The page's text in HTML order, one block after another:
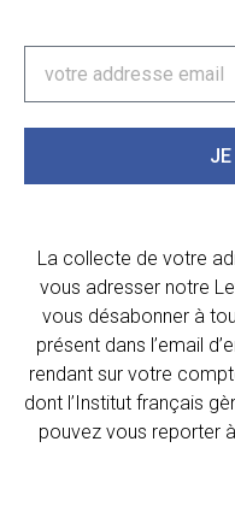
La collecte de votre
vous adresser notre
vous désabonner à
présent dans l’email
rendant sur votre
dont l’Institut français
pouvez vous reporter